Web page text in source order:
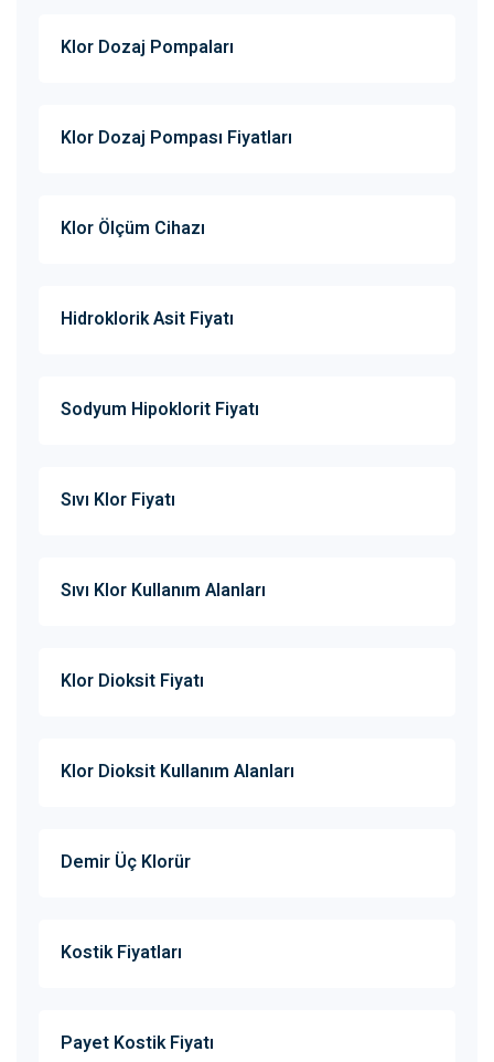
Klor Dozaj Pompaları
Klor Dozaj Pompası Fiyatları
Klor Ölçüm Cihazı
Hidroklorik Asit Fiyatı
Sodyum Hipoklorit Fiyatı
Sıvı Klor Fiyatı
Sıvı Klor Kullanım Alanları
Klor Dioksit Fiyatı
Klor Dioksit Kullanım Alanları
Demir Üç Klorür
Kostik Fiyatları
Payet Kostik Fiyatı